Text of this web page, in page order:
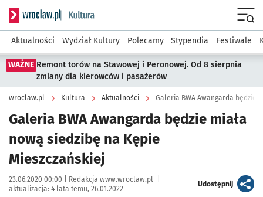
Serwis informacyjny wroclaw.pl podserwis: Kultura
Aktualności Wydział Kultury Polecamy Stypendia Festiwale
WAŻNE Remont torów na Stawowej i Peronowej. Od 8 sierpnia
zmiany dla kierowców i pasażerów
wroclaw.pl Kultura Aktualności Galeria BWA Awangarda będzie
Galeria BWA Awangarda będzie miała
nową siedzibę na Kępie
Mieszczańskiej
Data publikacji:
23.06.2020 00:00 | Autor:
Redakcja www.wroclaw.pl
aktualizacja: 4 lata temu, 26.01.2022
Udostępnijartykuł